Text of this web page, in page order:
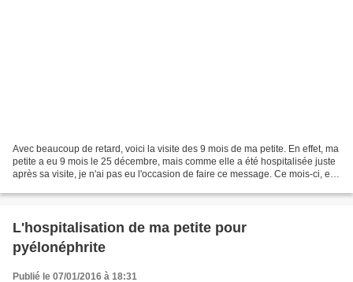
Avec beaucoup de retard, voici la visite des 9 mois de ma petite. En effet, ma
petite a eu 9 mois le 25 décembre, mais comme elle a été hospitalisée juste
après sa visite, je n'ai pas eu l'occasion de faire ce message. Ce mois-ci, elle
L'hospitalisation de ma petite pour
pyélonéphrite
Publié le 07/01/2016 à 18:31